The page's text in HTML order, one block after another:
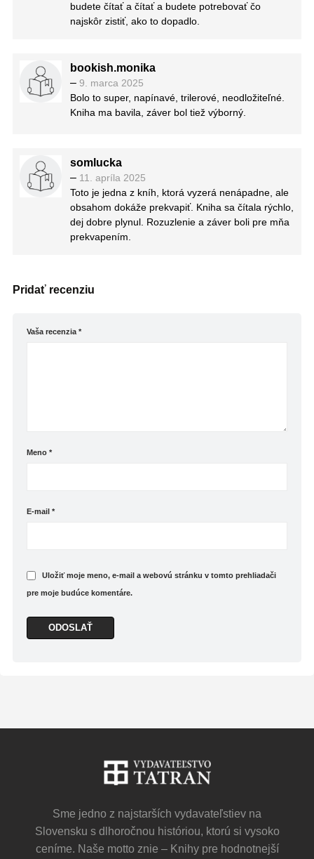
budete čítať a čítať a budete potrebovať čo
najskôr zistiť, ako to dopadlo.
bookish.monika
– 9. marca 2025
Bolo to super, napínavé, trilerové, neodložiteľné.
Kniha ma bavila, záver bol tiež výborný.
somlucka
– 11. apríla 2025
Toto je jedna z kníh, ktorá vyzerá nenápadne, ale
obsahom dokáže prekvapiť. Kniha sa čítala rýchlo,
dej dobre plynul. Rozuzlenie a záver boli pre mňa
prekvapením.
Pridať recenziu
Vaša recenzia*
Meno*
E-mail*
Uložiť moje meno, e-mail a webovú stránku v tomto prehliadači
pre moje budúce komentáre.
Sme jedno z najstarších vydavateľstiev na
Slovensku s dlhoročnou históriou, ktorú si vysoko
ceníme. Naše motto znie – Knihy pre hodnotnejší